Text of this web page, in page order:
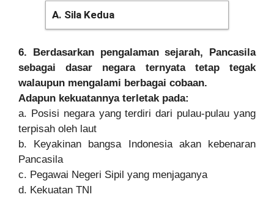
A. Sila Kedua
6. Berdasarkan pengalaman sejarah, Pancasila
sebagai dasar negara ternyata tetap tegak
walaupun mengalami berbagai cobaan.
Adapun kekuatannya terletak pada:
a. Posisi negara yang terdiri dari pulau-pulau yang
terpisah oleh laut
b. Keyakinan bangsa Indonesia akan kebenaran
Pancasila
c. Pegawai Negeri Sipil yang menjaganya
d. Kekuatan TNI